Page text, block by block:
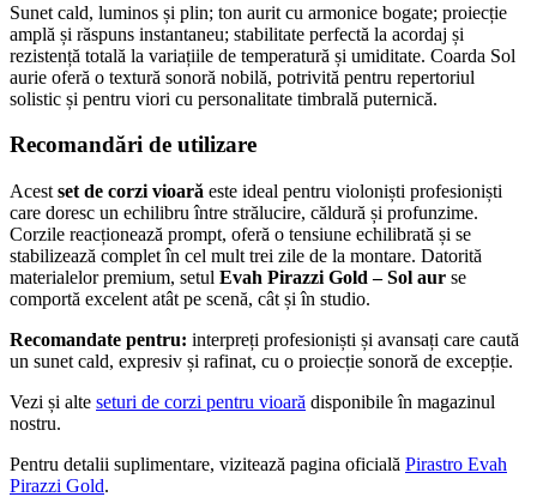
Sunet cald, luminos și plin; ton aurit cu armonice bogate; proiecție
amplă și răspuns instantaneu; stabilitate perfectă la acordaj și
rezistență totală la variațiile de temperatură și umiditate. Coarda Sol
aurie oferă o textură sonoră nobilă, potrivită pentru repertoriul
solistic și pentru viori cu personalitate timbrală puternică.
Recomandări de utilizare
Acest set de corzi vioară este ideal pentru violoniști profesioniști
care doresc un echilibru între strălucire, căldură și profunzime.
Corzile reacționează prompt, oferă o tensiune echilibrată și se
stabilizează complet în cel mult trei zile de la montare. Datorită
materialelor premium, setul Evah Pirazzi Gold – Sol aur se
comportă excelent atât pe scenă, cât și în studio.
Recomandate pentru: interpreți profesioniști și avansați care caută
un sunet cald, expresiv și rafinat, cu o proiecție sonoră de excepție.
Vezi și alte seturi de corzi pentru vioară disponibile în magazinul
nostru.
Pentru detalii suplimentare, vizitează pagina oficială Pirastro Evah
Pirazzi Gold.